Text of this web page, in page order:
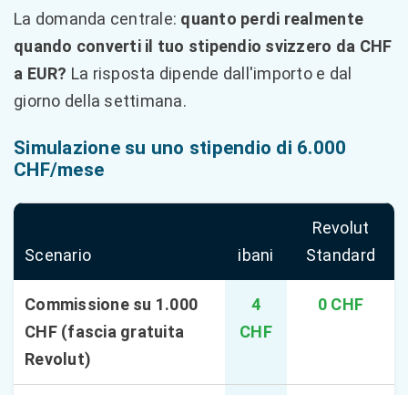
La domanda centrale: quanto perdi realmente
quando converti il tuo stipendio svizzero da CHF
a EUR? La risposta dipende dall'importo e dal
giorno della settimana.
Simulazione su uno stipendio di 6.000
CHF/mese
Scenario ibani
Revolut
Standard
Commissione su 1.000
CHF (fascia gratuita
Revolut)
4
CHF
0 CHF